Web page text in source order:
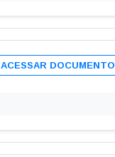
ACESSAR DOCUMENTO